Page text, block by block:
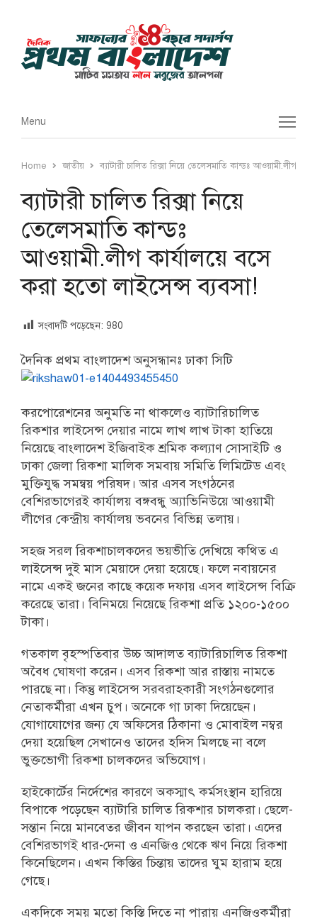
Menu
Menu
Home জাতীয় ব্যাটারী চালিত রিক্সা নিয়ে তেলেসমাতি কান্ডঃ আওয়ামী.লীগ
ব্যাটারী চালিত রিক্সা নিয়ে
তেলেসমাতি কান্ডঃ
আওয়ামী.লীগ কার্যালয়ে বসে
করা হতো লাইসেন্স ব্যবসা!
সংবাদটি পড়েছেন: 980
দৈনিক প্রথম বাংলাদেশ অনুসন্ধানঃ ঢাকাসিটি
করপোরেশনের অনুমতি না থাকলেও ব্যাটারিচালিত
রিকশার লাইসেন্স দেয়ার নামে লাখ লাখ টাকা হাতিয়ে
নিয়েছে বাংলাদেশ ইজিবাইক শ্রমিক কল্যাণ সোসাইটি ও
ঢাকা জেলা রিকশা মালিক সমবায় সমিতি লিমিটেড এবং
মুক্তিযুদ্ধ সমন্বয় পরিষদ। আর এসব সংগঠনের
বেশিরভাগেরই কার্যালয় বঙ্গবন্ধু অ্যাভিনিউয়ে আওয়ামী
লীগের কেন্দ্রীয় কার্যালয় ভবনের বিভিন্ন তলায়।
সহজ সরল রিকশাচালকদের ভয়ভীতি দেখিয়ে কথিত এ
লাইসেন্স দুই মাস মেয়াদে দেয়া হয়েছে। ফলে নবায়নের
নামে একই জনের কাছে কয়েক দফায় এসব লাইসেন্স বিক্রি
করেছে তারা। বিনিময়ে নিয়েছে রিকশা প্রতি ১২০০-১৫০০
টাকা।
গতকাল বৃহস্পতিবার উচ্চ আদালত ব্যাটারিচালিত রিকশা
অবৈধ ঘোষণা করেন। এসব রিকশা আর রাস্তায় নামতে
পারছে না। কিন্তু লাইসেন্স সরবরাহকারী সংগঠনগুলোর
নেতাকর্মীরা এখন চুপ। অনেকে গা ঢাকা দিয়েছেন।
যোগাযোগের জন্য যে অফিসের ঠিকানা ও মোবাইল নম্বর
দেয়া হয়েছিল সেখানেও তাদের হদিস মিলছে না বলে
ভুক্তভোগী রিকশা চালকদের অভিযোগ।
হাইকোর্টের নির্দেশের কারণে অকস্মাৎ কর্মসংস্থান হারিয়ে
বিপাকে পড়েছেন ব্যাটারি চালিত রিকশার চালকরা। ছেলে-
সন্তান নিয়ে মানবেতর জীবন যাপন করছেন তারা। এদের
বেশিরভাগই ধার-দেনা ও এনজিও থেকে ‍ঋণ নিয়ে রিকশা
কিনেছিলেন। এখন কিস্তির চিন্তায় তাদের ঘুম হারাম হয়ে
গেছে।
একদিকে সময় মতো কিস্তি দিতে না পারায় এনজিওকর্মীরা